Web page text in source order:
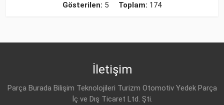
Gösterilen: 5 Toplam: 174
İletişim
Parça Burada Bilişim Teknolojileri Turizm Otomotiv Yedek Parça
İç ve Dış Ticaret Ltd. Şti.